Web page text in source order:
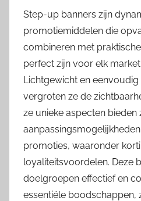
Step-up banners zijn
promotiemiddelen die
combineren met
perfect zijn voor elk
Lichtgewicht en eenvoudig
vergroten ze de
ze unieke aspecten bieden
promoties, waaronder
loyaliteitsvoordelen. Deze
doelgroepen effectief en
essentiële boodschappen,